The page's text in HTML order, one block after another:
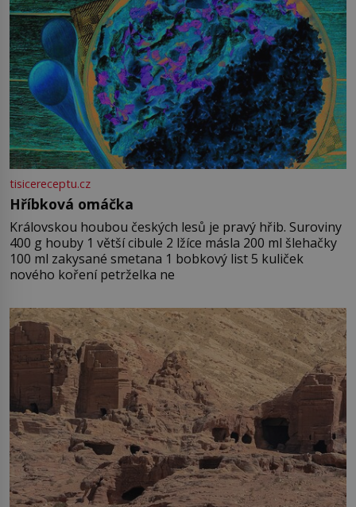
tisicereceptu.cz
Hříbková omáčka
Královskou houbou českých lesů je pravý hřib. Suroviny
400 g houby 1 větší cibule 2 lžíce másla 200 ml šlehačky
100 ml zakysané smetana 1 bobkový list 5 kuliček
nového koření petrželka ne